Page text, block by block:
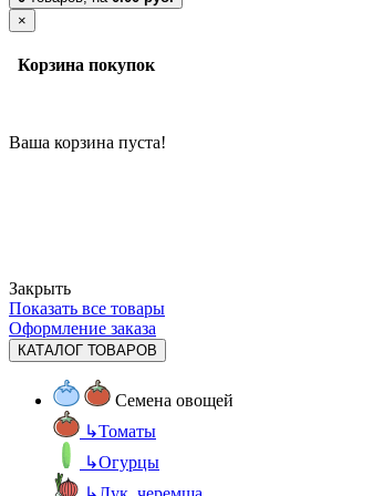
×
Корзина покупок
Ваша корзина пуста!
Закрыть
Показать все товары
Оформление заказа
КАТАЛОГ ТОВАРОВ
Семена овощей
↳Томаты
↳Огурцы